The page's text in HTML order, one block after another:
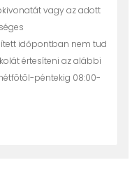
vagy az adott
időpontban nem tud
értesíteni az alábbi
péntekig 08:00-